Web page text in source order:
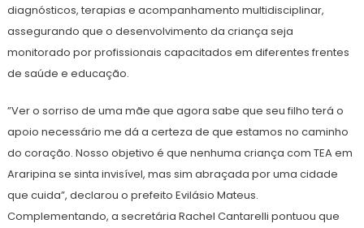
diagnósticos, terapias e acompanhamento multidisciplinar,
assegurando que o desenvolvimento da criança seja
monitorado por profissionais capacitados em diferentes frentes
de saúde e educação.
​”Ver o sorriso de uma mãe que agora sabe que seu filho terá o
apoio necessário me dá a certeza de que estamos no caminho
do coração. Nosso objetivo é que nenhuma criança com TEA em
Araripina se sinta invisível, mas sim abraçada por uma cidade
que cuida”, declarou o prefeito Evilásio Mateus.
Complementando, a secretária Rachel Cantarelli pontuou que